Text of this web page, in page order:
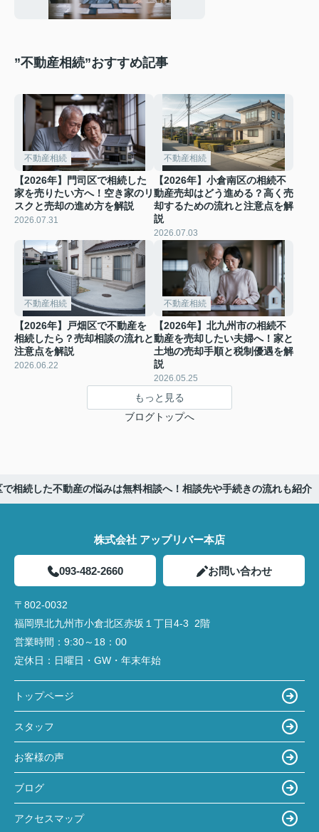
”不動産相続”おすすめ記事
不動産相続
【2026年】門司区で相続した
家を売りたい方へ！空き家のリ
スクと売却の進め方を解説
2026.07.31
不動産相続
【2026年】小倉南区の相続不
動産売却はどう進める？高く売
却するための流れと注意点を解
説
2026.07.03
不動産相続
【2026年】戸畑区で不動産を
相続したら？売却相談の流れと
注意点を解説
2026.06.22
不動産相続
【2026年】北九州市の相続不
動産を売却したい夫婦へ！家と
土地の売却手順と税制優遇を解
説
2026.05.25
もっと見る
ブログトップへ
相続した不動産の悩みは無料相談へ！相談先や手続きの流れも紹介
株式会社 アップリバー本店
093-482-2660 お問い合わせ
〒802-0032
福岡県北九州市小倉北区赤坂１丁目4‐3 2階
営業時間： 9:30～18：00
定休日： 日曜日・GW・年末年始
トップページ
スタッフ
お客様の声
ブログ
アクセスマップ